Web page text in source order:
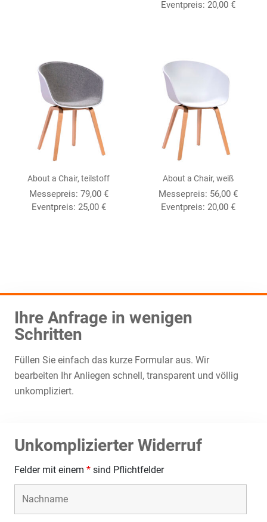
Eventpreis:20,00€
About a Chair, teilstoff
Messepreis: 79,00 €
Eventpreis: 25,00 €
About a Chair, weiß
Messepreis: 56,00€
Eventpreis:20,00€
Ihre Anfrage in wenigen
Schritten
Füllen Sie einfach das kurze Formular aus. Wir
bearbeiten Ihr Anliegen schnell, transparent und völlig
unkompliziert.
Unkomplizierter Widerruf
Felder mit einem * sind Pflichtfelder